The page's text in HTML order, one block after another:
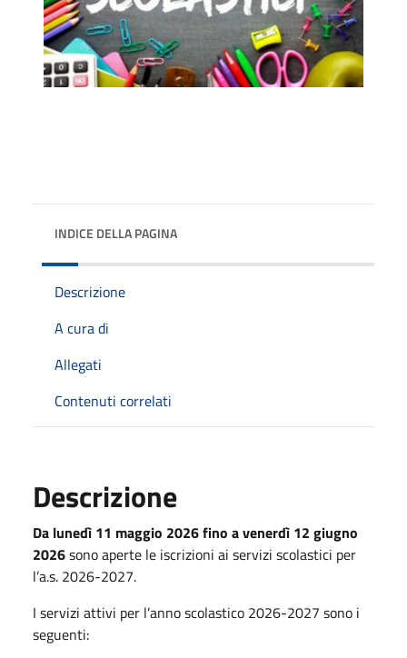
INDICE DELLA PAGINA
Descrizione
A cura di
Allegati
Contenuti correlati
Descrizione
Da lunedì 11 maggio 2026 fino a venerdì 12 giugno
2026sono aperte le iscrizioni ai servizi scolastici per
l’a.s. 2026-2027.
I servizi attivi per l’anno scolastico 2026-2027 sono i
seguenti: